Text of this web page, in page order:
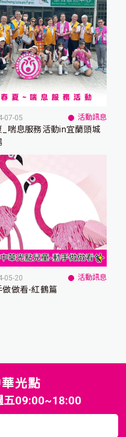
07-05 活動訊息
_喘息服務活動in宜蘭頭城
05-20 活動訊息
做做看-紅鶴篇
五09:00~18:00